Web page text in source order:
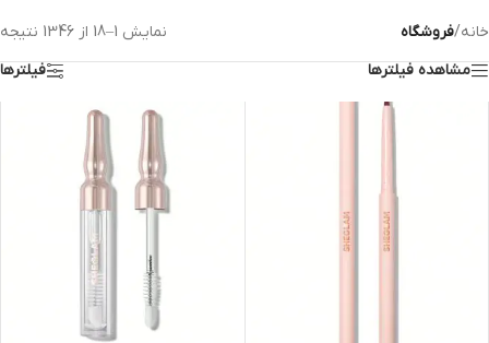
خانه/فروشگاه
نمایش 1–18 از 1346 نتیجه
مشاهده فیلترها
فیلترها